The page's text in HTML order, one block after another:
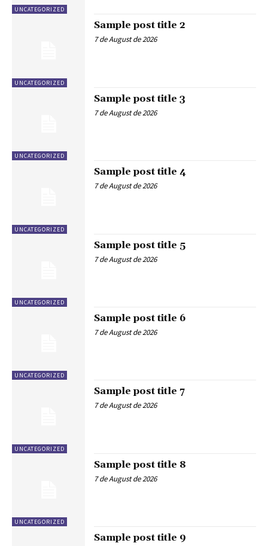
UNCATEGORIZED
UNCATEGORIZED
Sample post title 2
7 de August de 2026
UNCATEGORIZED
Sample post title 3
7 de August de 2026
UNCATEGORIZED
Sample post title 4
7 de August de 2026
UNCATEGORIZED
Sample post title 5
7 de August de 2026
UNCATEGORIZED
Sample post title 6
7 de August de 2026
UNCATEGORIZED
Sample post title 7
7 de August de 2026
UNCATEGORIZED
Sample post title 8
7 de August de 2026
Sample post title 9